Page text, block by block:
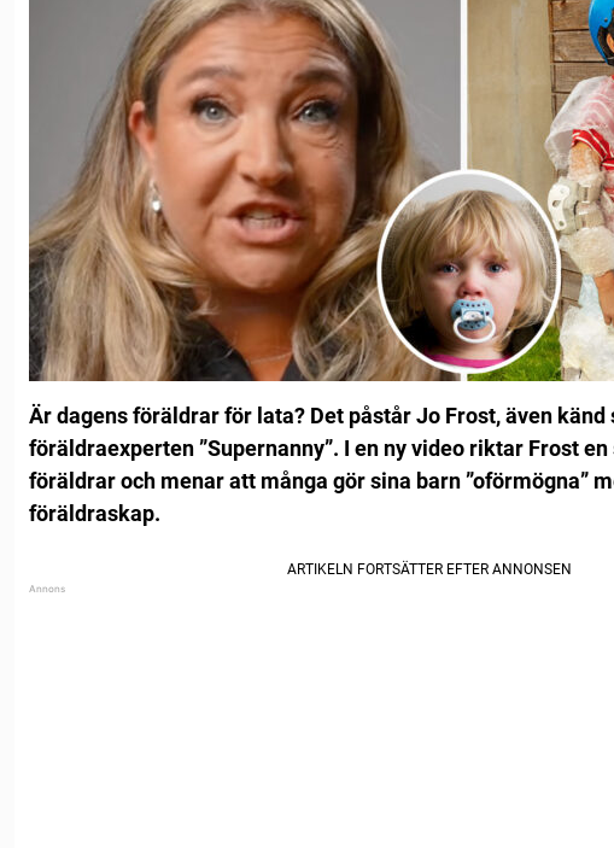
Är dagens föräldrar för lata? Det påstår Jo Frost, även känd
föräldraexperten ”Supernanny”. I en ny video riktar Frost en
föräldrar och menar att många gör sina barn ”oförmögna”
föräldraskap.